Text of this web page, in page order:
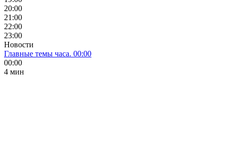
20:00
21:00
22:00
23:00
Новости
Главные темы часа. 00:00
00:00
4 мин